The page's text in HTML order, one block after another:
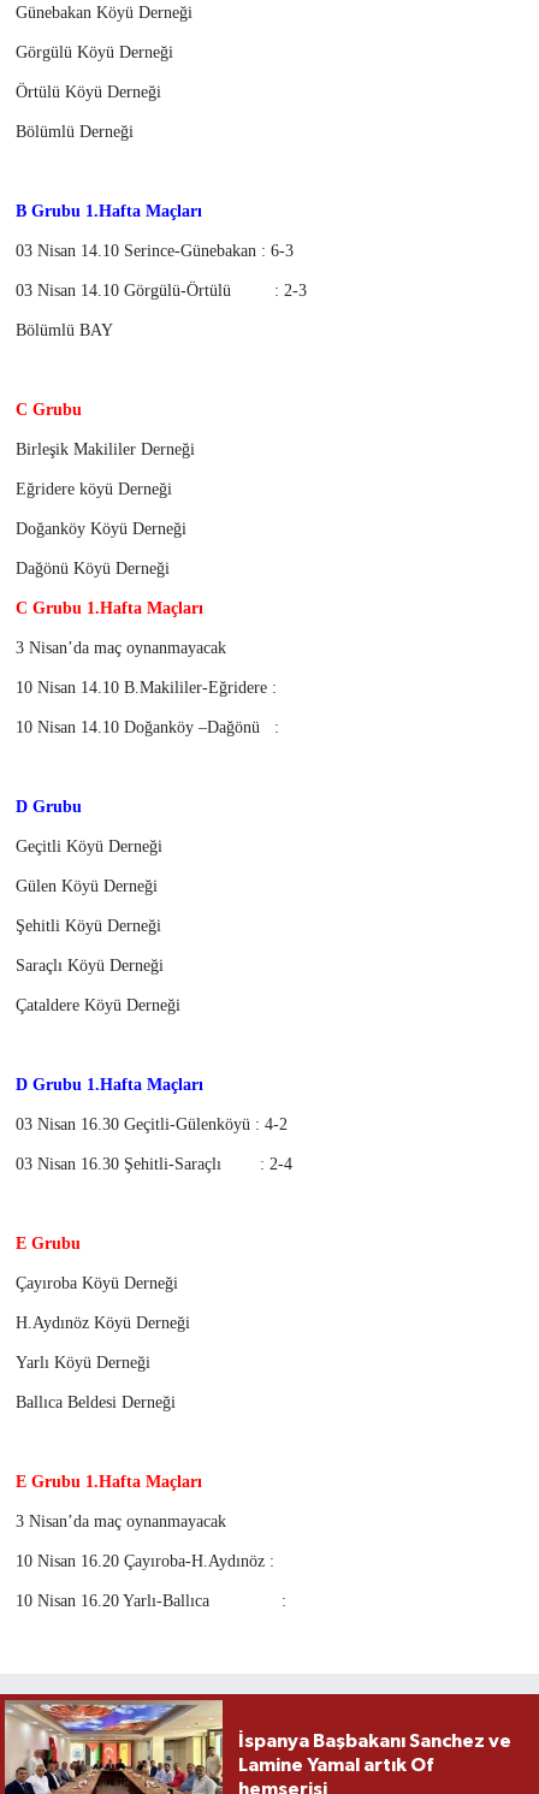
Günebakan Köyü Derneği
Görgülü Köyü Derneği
Örtülü Köyü Derneği
Bölümlü Derneği
B Grubu 1.Hafta Maçları
03 Nisan 14.10 Serince-Günebakan : 6-3
03 Nisan 14.10 Görgülü-Örtülü : 2-3
Bölümlü BAY
C Grubu
Birleşik Makililer Derneği
Eğridere köyü Derneği
Doğanköy Köyü Derneği
Dağönü Köyü Derneği
C Grubu 1.Hafta Maçları
3 Nisan’da maç oynanmayacak
10 Nisan 14.10 B.Makililer-Eğridere :
10 Nisan 14.10 Doğanköy –Dağönü :
D Grubu
Geçitli Köyü Derneği
Gülen Köyü Derneği
Şehitli Köyü Derneği
Saraçlı Köyü Derneği
Çataldere Köyü Derneği
D Grubu 1.Hafta Maçları
03 Nisan 16.30 Geçitli-Gülenköyü : 4-2
03 Nisan 16.30 Şehitli-Saraçlı : 2-4
E Grubu
Çayıroba Köyü Derneği
H.Aydınöz Köyü Derneği
Yarlı Köyü Derneği
Ballıca Beldesi Derneği
E Grubu 1.Hafta Maçları
3 Nisan’da maç oynanmayacak
10 Nisan 16.20 Çayıroba-H.Aydınöz :
10 Nisan 16.20 Yarlı-Ballıca :
İspanya Başbakanı Sanchez ve
Lamine Yamal artık Of
hemşerisi